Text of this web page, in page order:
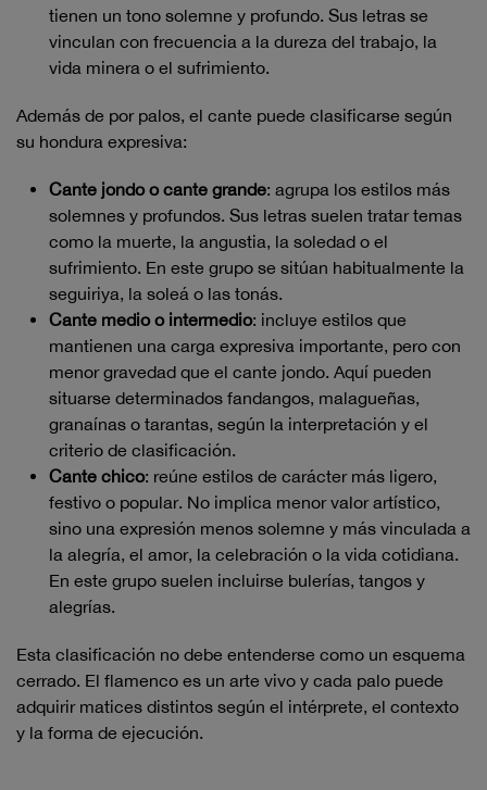
tienen un tono solemne y profundo. Sus letras se
vinculan con frecuencia a la dureza del trabajo, la
vida minera o el sufrimiento.
Además de por palos, el cante puede clasificarse según
su hondura expresiva:
Cante jondo o cante grande: agrupa los estilos más
solemnes y profundos. Sus letras suelen tratar temas
como la muerte, la angustia, la soledad o el
sufrimiento. En este grupo se sitúan habitualmente la
seguiriya, la soleá o las tonás.
Cante medio o intermedio: incluye estilos que
mantienen una carga expresiva importante, pero con
menor gravedad que el cante jondo. Aquí pueden
situarse determinados fandangos, malagueñas,
granaínas o tarantas, según la interpretación y el
criterio de clasificación.
Cante chico: reúne estilos de carácter más ligero,
festivo o popular. No implica menor valor artístico,
sino una expresión menos solemne y más vinculada a
la alegría, el amor, la celebración o la vida cotidiana.
En este grupo suelen incluirse bulerías, tangos y
alegrías.
Esta clasificación no debe entenderse como un esquema
cerrado. El flamenco es un arte vivo y cada palo puede
adquirir matices distintos según el intérprete, el contexto
y la forma de ejecución.